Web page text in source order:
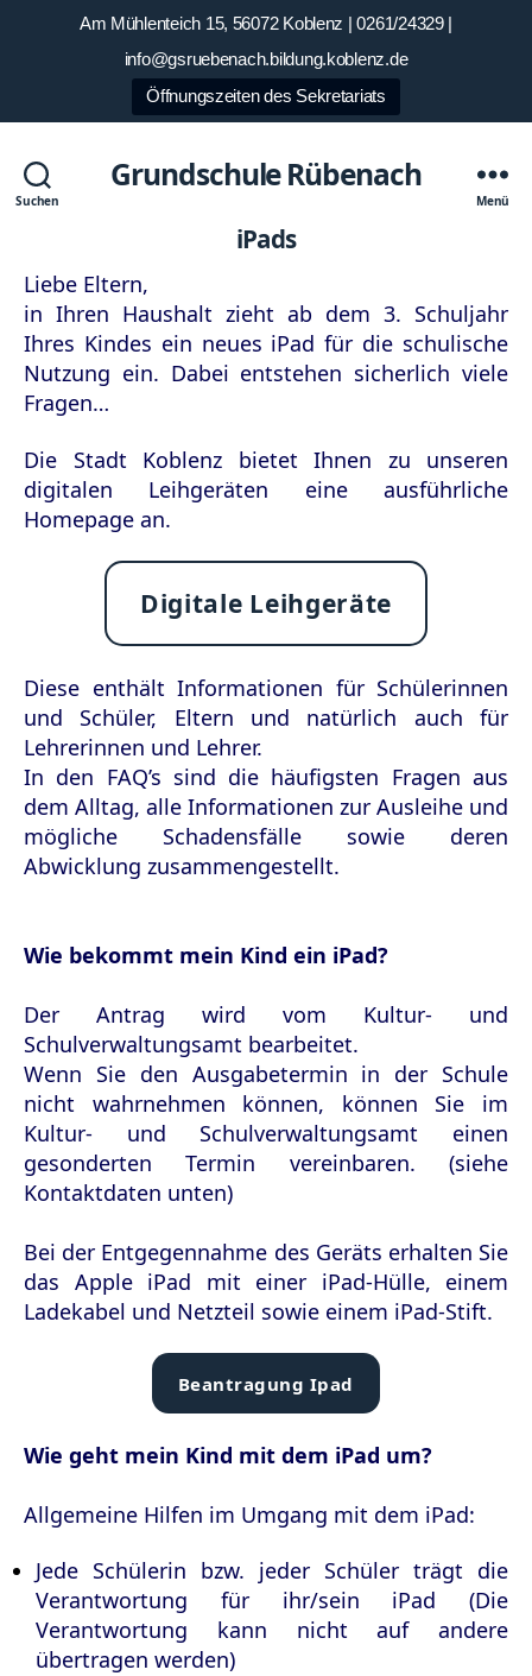
Am Mühlenteich 15, 56072 Koblenz | 0261/24329 |
info@gsruebenach.bildung.koblenz.de
Öffnungszeiten des Sekretariats
Suchen
Grundschule Rübenach
Menü
iPads
Liebe Eltern,
in Ihren Haushalt zieht ab dem 3. Schuljahr
Ihres Kindes ein neues iPad für die schulische
Nutzung ein. Dabei entstehen sicherlich viele
Fragen…
Die Stadt Koblenz bietet Ihnen zu unseren
digitalen Leihgeräten eine ausführliche
Homepage an.
Digitale Leihgeräte
Diese enthält Informationen für Schülerinnen
und Schüler, Eltern und natürlich auch für
Lehrerinnen und Lehrer.
In den FAQ’s sind die häufigsten Fragen aus
dem Alltag, alle Informationen zur Ausleihe und
mögliche Schadensfälle sowie deren
Abwicklung zusammengestellt.
Wie bekommt mein Kind ein iPad?
Der Antrag wird vom Kultur- und
Schulverwaltungsamt bearbeitet.
Wenn Sie den Ausgabetermin in der Schule
nicht wahrnehmen können, können Sie im
Kultur- und Schulverwaltungsamt einen
gesonderten Termin vereinbaren. (siehe
Kontaktdaten unten)
Bei der Entgegennahme des Geräts erhalten Sie
das Apple iPad mit einer iPad-Hülle, einem
Ladekabel und Netzteil sowie einem iPad-Stift.
Beantragung Ipad
Wie geht mein Kind mit dem iPad um?
Allgemeine Hilfen im Umgang mit dem iPad:
Jede Schülerin bzw. jeder Schüler trägt die
Verantwortung für ihr/sein iPad (Die
Verantwortung kann nicht auf andere
übertragen werden)